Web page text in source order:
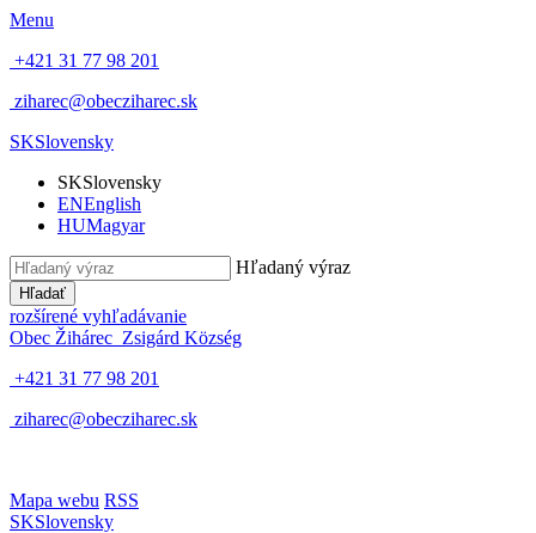
Menu
+421 31 77 98 201
ziharec@obecziharec.sk
SKSlovensky
SKSlovensky
ENEnglish
HUMagyar
Hľadaný výraz
Hľadať
rozšírené vyhľadávanie
Obec Žihárec Zsigárd Község
+421 31 77 98 201
ziharec@obecziharec.sk
Mapa webu RSS
SKSlovensky